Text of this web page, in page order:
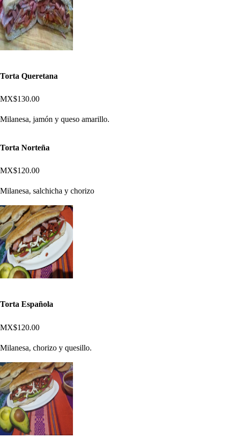
Torta Queretana
MX$130.00
Milanesa, jamón y queso amarillo.
Torta Norteña
MX$120.00
Milanesa, salchicha y chorizo
Torta Española
MX$120.00
Milanesa, chorizo y quesillo.